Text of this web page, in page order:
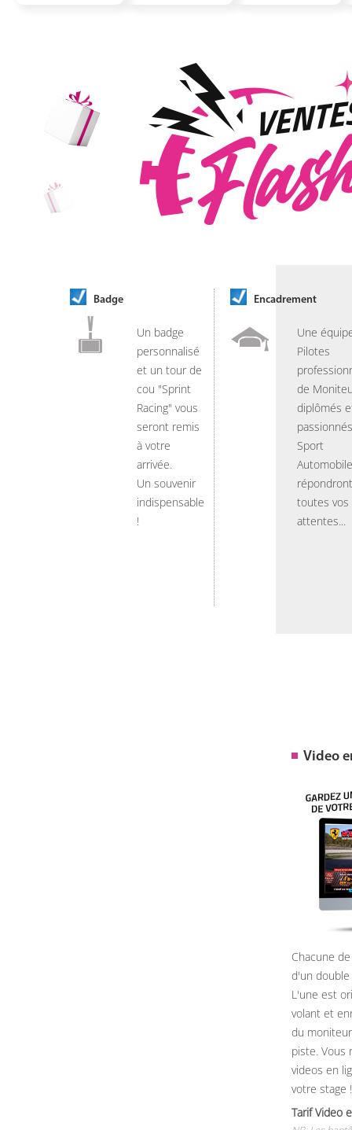
Badge
Un badge
personnalisé
et un tour de
cou "Sprint
Racing" vous
seront remis
à votre
arrivée.
Un souvenir
indispensable
!
Encadrement
Une
Pilotes
de
diplômés
Sport
Automobile
toutes vos
attentes...
Video
Chacune
d'un
L'une est
volant et
du
piste. Vous
videos en
votre stage !
Tarif Video